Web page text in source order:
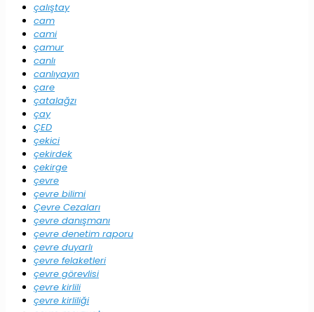
çalıştay
cam
cami
çamur
canlı
canlıyayın
çare
çatalağzı
çay
ÇED
çekici
çekirdek
çekirge
çevre
çevre bilimi
Çevre Cezaları
çevre danışmanı
çevre denetim raporu
çevre duyarlı
çevre felaketleri
çevre görevlisi
çevre kirlili
çevre kirliliği